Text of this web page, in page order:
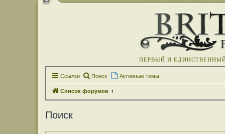
ПЕРВЫЙ И
Ссылки Поиск Активные темы
Список форумов
Поиск